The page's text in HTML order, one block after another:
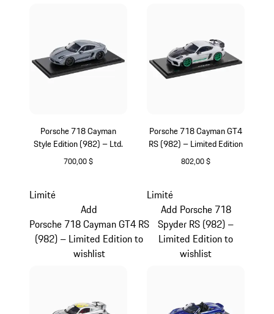
Porsche 718 Cayman
Style Edition (982) – Ltd.
700,00 $
Porsche 718 Cayman GT4
RS (982) – Limited Edition
802,00 $
Limité
Add
Porsche 718 Cayman GT4 RS
(982) – Limited Edition to
wishlist
Limité
Add Porsche 718
Spyder RS (982) –
Limited Edition to
wishlist